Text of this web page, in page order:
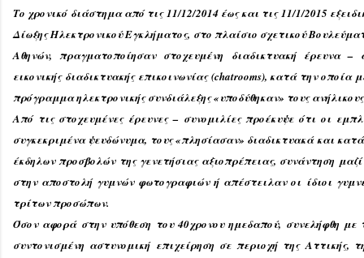
Το χρονικό διάστημα από τις 11/12/2014 έως και τις 11/1/2015
Δίωξης Ηλεκτρονικού Εγκλήματος, στο πλαίσιο σχετικού
Αθηνών, πραγματοποίησαν στοχευμένη διαδικτυακή έρευνα –
εικονικής διαδικτυακής επικοινωνίας (chatrooms), κατά την
πρόγραμμα ηλεκτρονικής συνδιάλεξης «υποδύθηκαν» τους
Από τις στοχευμένες έρευνες – συνομιλίες προέκυψε ότι οι
συγκεκριμένα ψευδώνυμα, τους «πλησίασαν» διαδικτυακά και
έκδηλων προσβολών της γενετήσιας αξιοπρέπειας, συνάντηση
στην αποστολή γυμνών φωτογραφιών ή απέστειλαν οι ίδιοι
τρίτων προσώπων.
Όσον αφορά στην υπόθεση του 40χρονου ημεδαπού, συνελήφθη
συντονισμένη αστυνομική επιχείρηση σε περιοχή της Αττικής,